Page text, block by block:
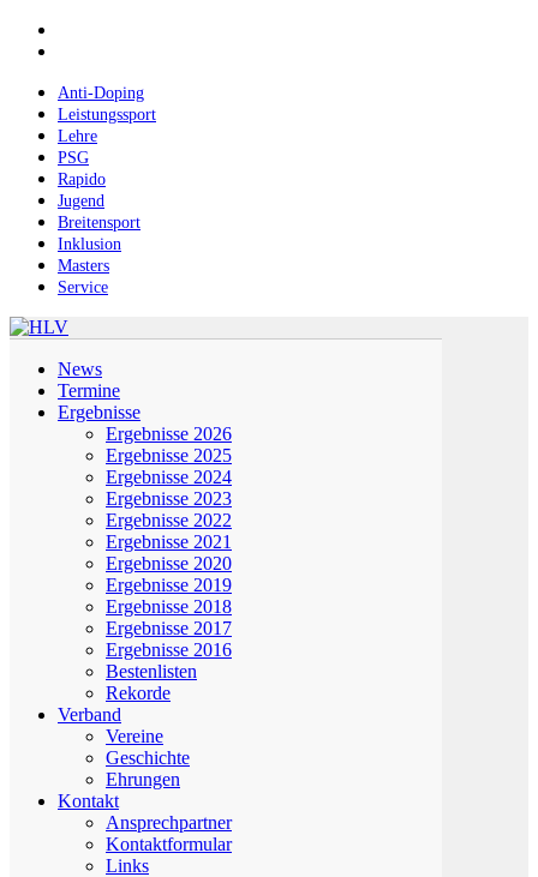
Skip
contentAnti-Doping
Leistungssport
Lehre
PSG
Rapido
Jugend
Breitensport
Inklusion
Masters
Service
News
Termine
Ergebnisse
Ergebnisse 2026
Ergebnisse 2025
Ergebnisse 2024
Ergebnisse 2023
Ergebnisse 2022
Ergebnisse 2021
Ergebnisse 2020
Ergebnisse 2019
Ergebnisse 2018
Ergebnisse 2017
Ergebnisse 2016
Bestenlisten
Rekorde
Verband
Vereine
Geschichte
Ehrungen
Kontakt
Ansprechpartner
Kontaktformular
Links